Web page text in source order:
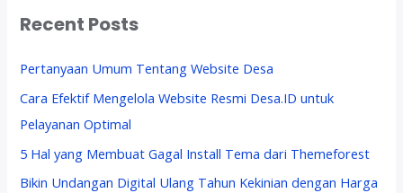
Recent Posts
Pertanyaan Umum Tentang Website Desa
Cara Efektif Mengelola Website Resmi Desa.ID untuk
Pelayanan Optimal
5 Hal yang Membuat Gagal Install Tema dari Themeforest
Bikin Undangan Digital Ulang Tahun Kekinian dengan Harga